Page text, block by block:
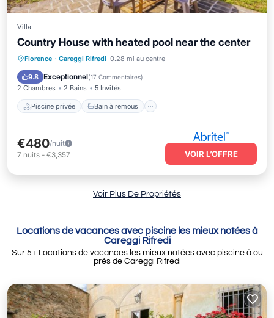
Villa
Country House with heated pool near the center
Florence · Careggi Rifredi 0.28 mi au centre
9.8 Exceptionnel(17 Commentaires)
2 Chambres 2 Bains 5 Invités
Piscine privée Bain à remous
Piscine privée
Bain à remous
Parking
Piscine
€480/nuit
7 nuits - €3,357 VOIR L’OFFRE
Voir Plus De Propriétés
Locations de vacances avec piscine les mieux notées à
Careggi Rifredi
Sur 5+ Locations de vacances les mieux notées avec piscine à ou
près de Careggi Rifredi